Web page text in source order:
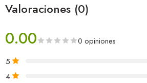
Valoraciones (0)
0.00 0 opiniones
5
4